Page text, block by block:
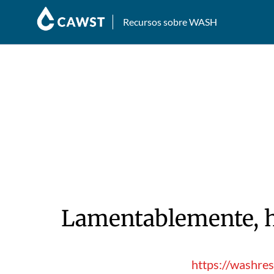
Recursos sobre WASH
Lamentablemente,
https://